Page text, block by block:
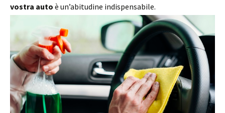
vostra auto è un’abitudine indispensabile.